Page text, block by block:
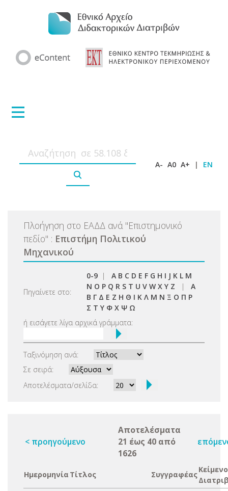
A- A0 A+ | EN
Πλοήγηση στο ΕΑΔΔ ανά "Επιστημονικό
πεδίο" : Επιστήμη Πολιτικού
Μηχανικού
Πηγαίνετε στο:
0-9 | A B C D E F G H I J K L M
N O P Q R S T U V W X Y Z | Α
Β Γ Δ Ε Ζ Η Θ Ι Κ Λ Μ Ν Ξ Ο Π Ρ
Σ Τ Υ Φ Χ Ψ Ω
ή εισάγετε λίγα αρχικά γράμματα:
Ταξινόμηση ανά:
Σε σειρά:
Αποτελέσματα/σελίδα:
< προηγούμενο
Αποτελέσματα
21 έως 40 από
1626
Ημερομηνία Τίτλος Συγγραφέας
Κείμενο